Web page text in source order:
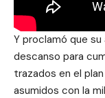
Y proclamó que
descanso para
trazados en el
asumidos con la